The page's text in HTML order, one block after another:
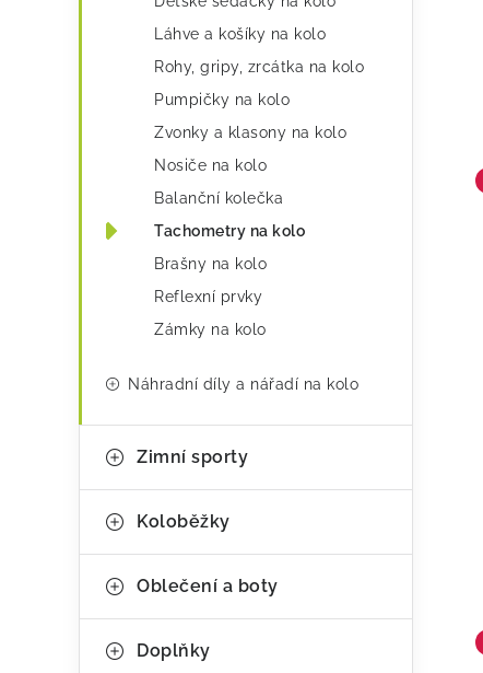
Láhve a košíky na kolo
Rohy, gripy, zrcátka na kolo
Pumpičky na kolo
Zvonky a klasony na kolo
Nosiče na kolo
Balanční kolečka
Tachometry na kolo
Brašny na kolo
Reflexní prvky
Zámky na kolo
Náhradní díly a nářadí na kolo
Zimní sporty
Koloběžky
Oblečení a boty
Doplňky